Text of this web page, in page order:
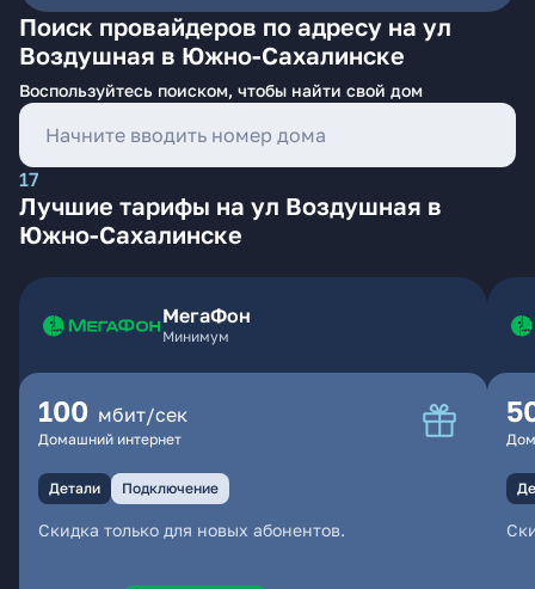
Поиск провайдеров по адресу на ул
Воздушная в Южно-Сахалинске
Воспользуйтесь поиском, чтобы найти свой дом
17
Лучшие тарифы на ул Воздушная в
Южно-Сахалинске
МегаФон
Минимум
100 мбит/сек
Домашний интернет
Детали Подключение
Скидка только для новых абонентов.